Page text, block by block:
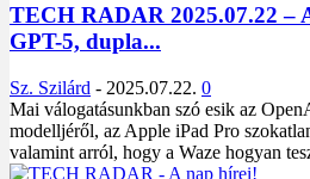
TECH RADAR 2025.07.22 –
GPT-5, dupla...
Sz. Szilárd - 2025.07.22. 0
Mai válogatásunkban szó esik az
modelljéről, az Apple iPad Pro
valamint arról, hogy a Waze hogyan